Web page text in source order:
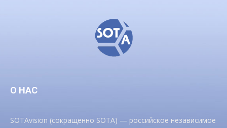
О НАС
SOTAvision (сокращенно SOTA) — российское независимое